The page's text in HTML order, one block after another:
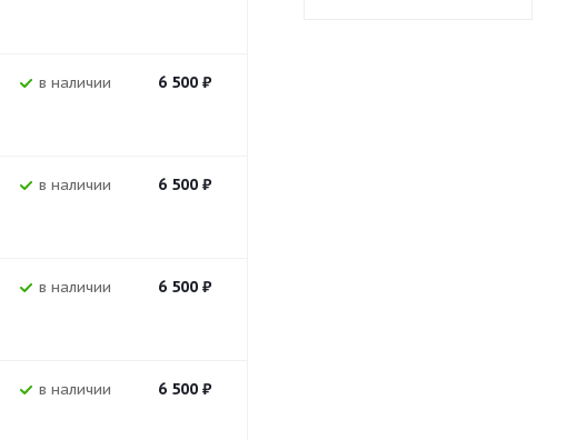
В наличии 6 500₽
В наличии 6 500₽
В наличии 6 500₽
В наличии 6 500₽